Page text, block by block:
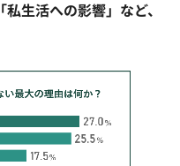
生活への影響」など、